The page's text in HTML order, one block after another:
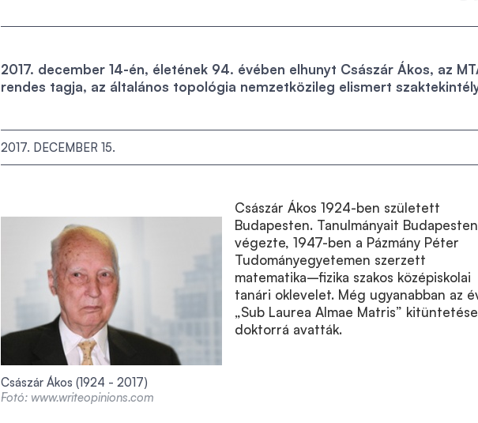
2017. december 14-én, életének 94. évében elhunyt Császár Ákos, az
rendes tagja, az általános topológia nemzetközileg elismert
2017. DECEMBER 15.
Császár Ákos (1924 - 2017)
Fotó: www.writeopinions.com
Császár Ákos 1924-ben született
Budapesten. Tanulmányait Budapesten
végezte, 1947-ben a Pázmány Péter
Tudományegyetemen szerzett
matematika–fizika szakos középiskolai
tanári oklevelet. Még ugyanabban az
„Sub Laurea Almae Matris”
doktorrá avatták.